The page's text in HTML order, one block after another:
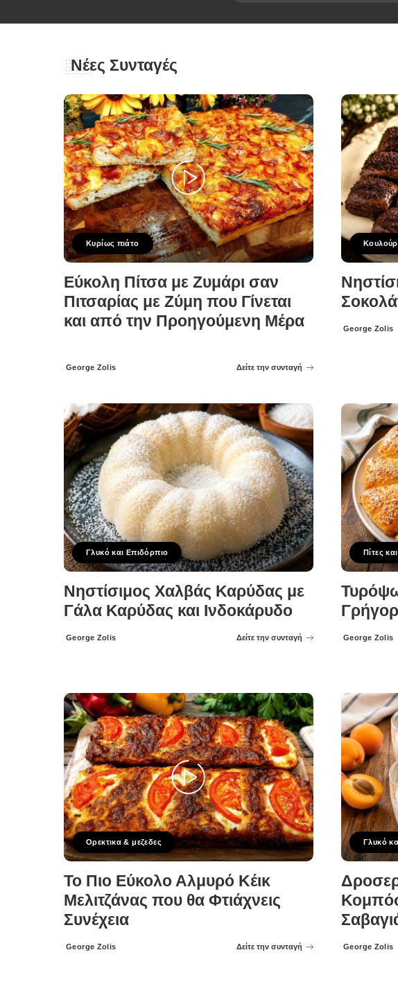
Νέες Συνταγές
Κυρίως πιάτο
Εύκολη Πίτσα με Ζυμάρι σαν
Πιτσαρίας με Ζύμη που Γίνεται
και από την Προηγούμενη Μέρα
Posted
George Zolis Δείτε την συνταγή
Posted
George Zolis
Γλυκό και Επιδόρπιο
Νηστίσιμος Χαλβάς Καρύδας με
Γάλα Καρύδας και Ινδοκάρυδο
Posted
George Zolis Δείτε την συνταγή
Πίτες
Posted
George Zolis
Ορεκτικα & μεζεδες
Το Πιο Εύκολο Αλμυρό Κέικ
Μελιτζάνας που θα Φτιάχνεις
Συνέχεια
Posted
George Zolis Δείτε την συνταγή
Γλυκό
Posted
George Zolis